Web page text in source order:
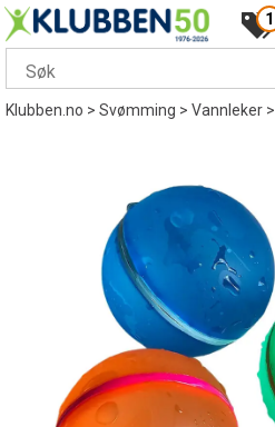
1
Klubben.no>Svømming>Vannleker>